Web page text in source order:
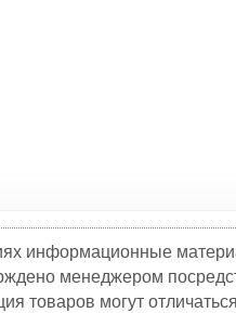
информационные
менеджером
товаров могут